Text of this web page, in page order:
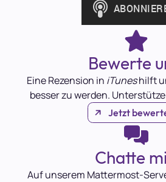
Bewerte
Eine Rezension in iTuneshilft
besser zu werden. Unterstütze
Jetzt
Chatte
Auf unserem Mattermost-